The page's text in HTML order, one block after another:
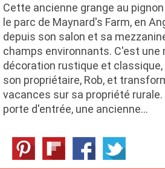
Cette ancienne grange au
le parc de Maynard's Farm, en
depuis son salon et sa
champs environnants. C'est une
décoration rustique et classique,
son propriétaire, Rob, et
vacances sur sa propriété
porte d'entrée, une ancienne…